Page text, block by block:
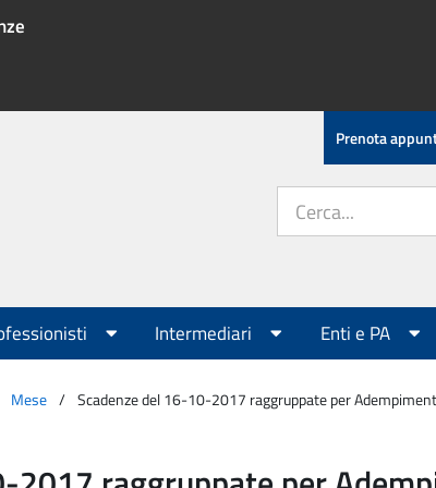
Prenota
sito:
Intermediari Enti e PA
Mese Scadenze del 16-10-2017 raggruppate per